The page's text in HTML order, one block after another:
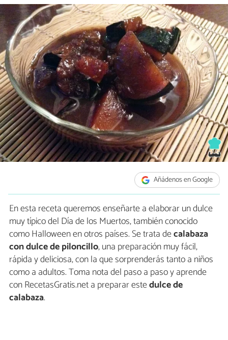
Añádenos en Google
En esta receta queremos enseñarte a elaborar un dulce
muy típico del Día de los Muertos, también conocido
como Halloween en otros países. Se trata decalabaza
con dulce de piloncillo, una preparación muy fácil,
rápida y deliciosa, con la que sorprenderás tanto a niños
como a adultos. Toma nota del paso a paso y aprende
con RecetasGratis.net a preparar estedulce de
calabaza.